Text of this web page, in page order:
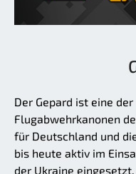
Der Gepard ist eine
Flugabwehrkanonen
für Deutschland und
bis heute aktiv im
der Ukraine